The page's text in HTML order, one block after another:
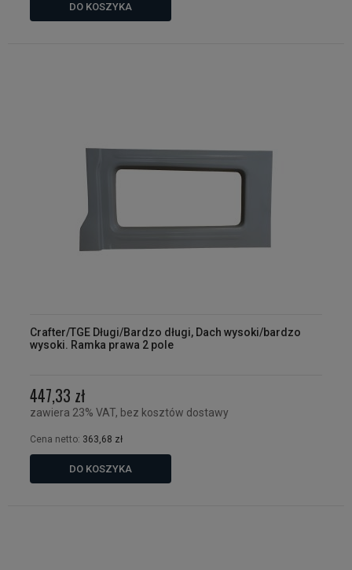
DO KOSZYKA
Crafter/TGE Długi/Bardzo długi, Dach wysoki/bardzo
wysoki. Ramka prawa 2 pole
447,33 zł
zawiera 23% VAT, bez kosztów dostawy
Cena netto: 363,68 zł
DO KOSZYKA